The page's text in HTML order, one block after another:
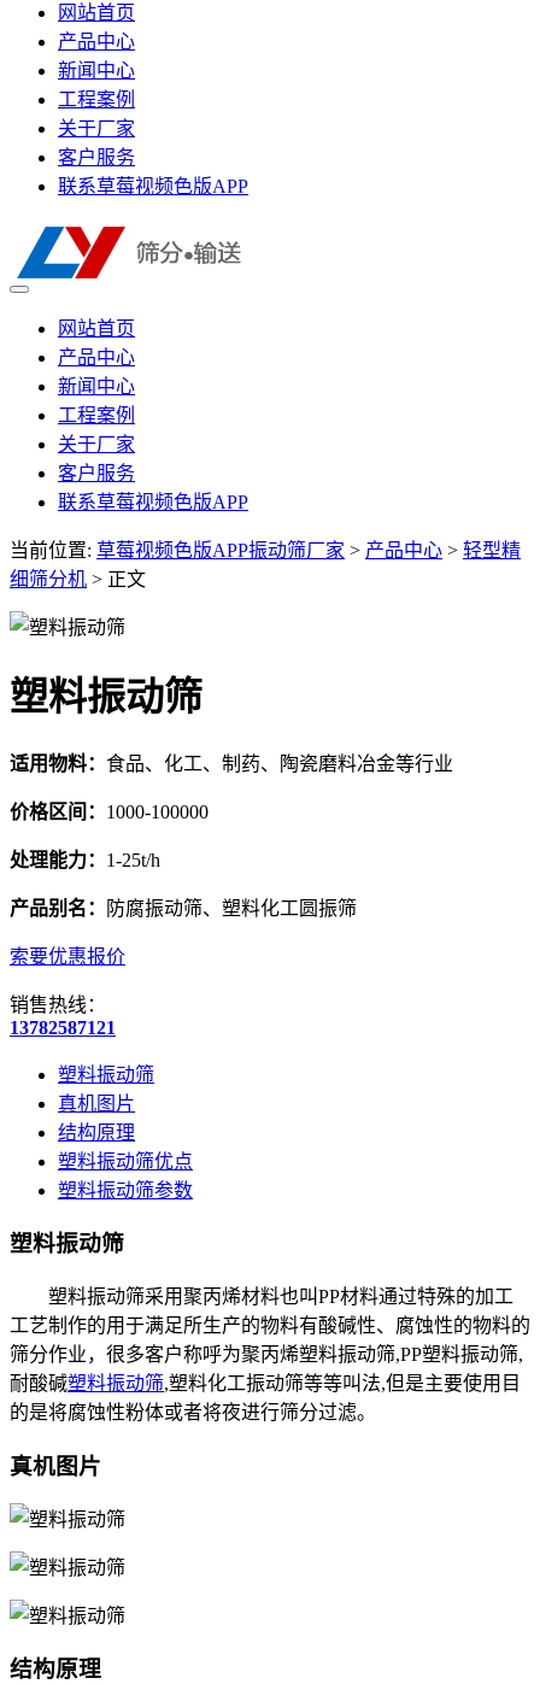
网站首页
产品中心
新闻中心
工程案例
关于厂家
客户服务
联系草莓视频色版APP
网站首页
产品中心
新闻中心
工程案例
关于厂家
客户服务
联系草莓视频色版APP
当前位置: 草莓视频色版APP振动筛厂家 > 产品中心 > 轻型精
细筛分机 > 正文
塑料振动筛
适用物料： 食品、化工、制药、陶瓷磨料冶金等行业
价格区间： 1000-100000
处理能力： 1-25t/h
产品别名： 防腐振动筛、塑料化工圆振筛
索要优惠报价
销售热线：
13782587121
塑料振动筛
真机图片
结构原理
塑料振动筛优点
塑料振动筛参数
塑料振动筛
塑料振动筛采用聚丙烯材料也叫PP材料通过特殊的加工
工艺制作的用于满足所生产的物料有酸碱性、腐蚀性的物料的
筛分作业，很多客户称呼为聚丙烯塑料振动筛,PP塑料振动筛,
耐酸碱塑料振动筛,塑料化工振动筛等等叫法,但是主要使用目
的是将腐蚀性粉体或者将夜进行筛分过滤。
真机图片
结构原理